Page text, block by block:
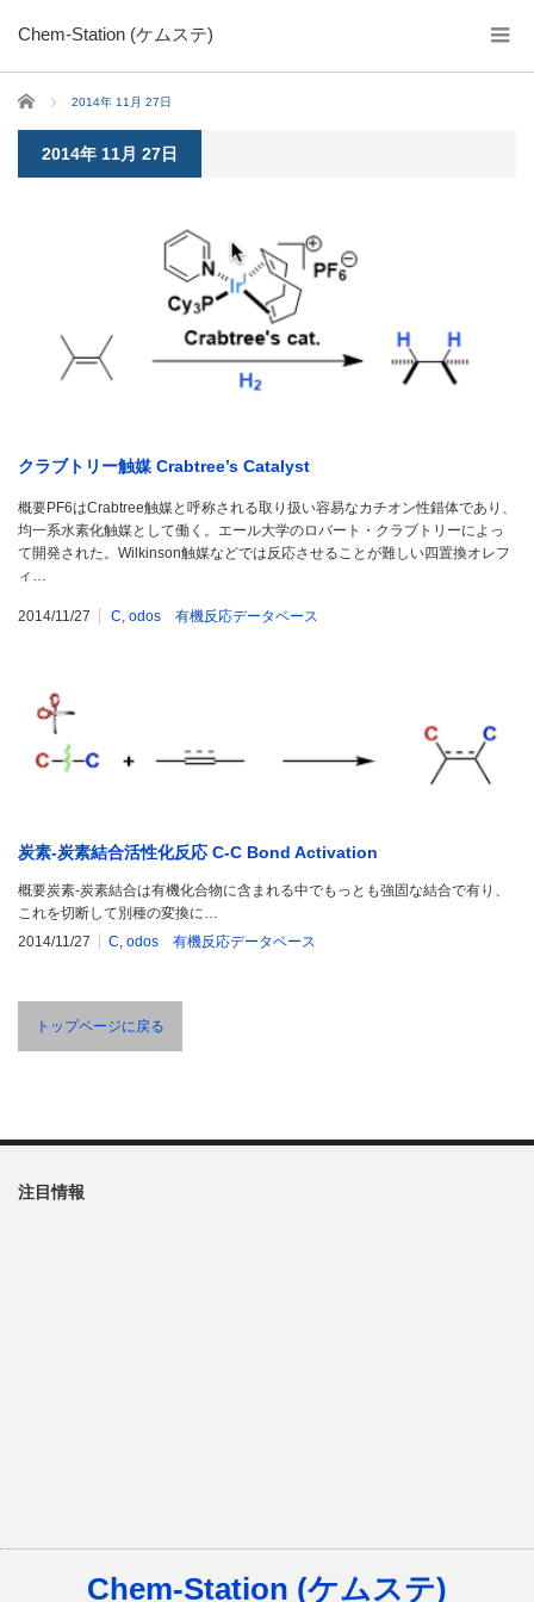
Chem-Station (ケムステ)
ホーム 2014年 11月 27日
2014年 11月 27日
クラブトリー触媒 Crabtree’s Catalyst
概要PF6はCrabtree触媒と呼称される取り扱い容易なカチオン性錯体であり、
均一系水素化触媒として働く。エール大学のロバート・クラブトリーによっ
て開発された。Wilkinson触媒などでは反応させることが難しい四置換オレフ
ィ…
2014/11/27 C, odos 有機反応データベース
炭素-炭素結合活性化反応 C-C Bond Activation
概要炭素-炭素結合は有機化合物に含まれる中でもっとも強固な結合で有り、
これを切断して別種の変換に…
2014/11/27
C, odos 有機反応データベース
トップページに戻る
注目情報
Chem-Station (ケムステ)